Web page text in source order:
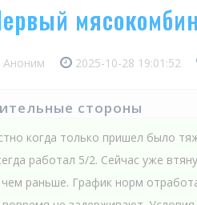
Аноним 2025-10-28 19:01:52
стороны
когда только пришел было
работал 5/2. Сейчас уже
чем раньше. График норм